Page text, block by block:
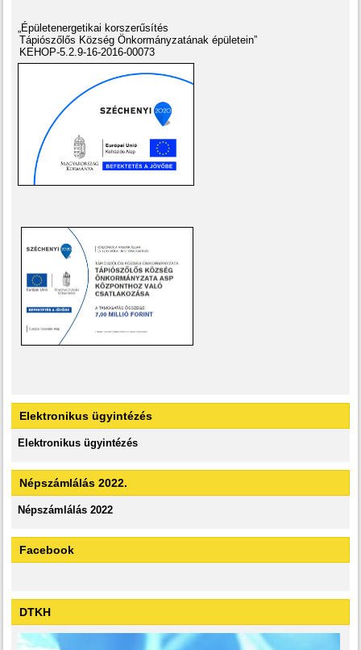
„Épületenergetikai korszerűsítés
Tápiószőlős Község Önkormányzatának épületein”
KEHOP-5.2.9-16-2016-00073
Elektronikus ügyintézés
Elektronikus ügyintézés
Népszámlálás 2022.
Népszámlálás 2022
Facebook
DTKH